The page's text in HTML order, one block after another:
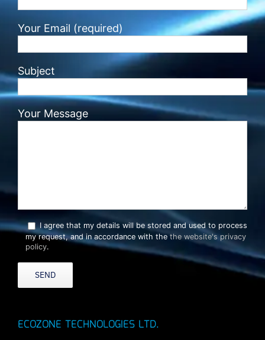
Your Email (required)
Subject
Your Message
I agree that my details will be stored and used to process
my request, and in accordance with thethe website's privacy
policy.
ECOZONE TECHNOLOGIES LTD.